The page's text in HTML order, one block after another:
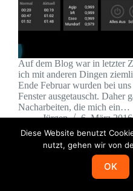
Auf dem Blog war in letzter
ich mit anderen Dingen
Ende Februar wurden bei
Fenster ausgetauscht. Daher
Nacharbeiten, die mich ein…
Jürgen
6. März 2016
Diese Website benutzt
nutzt, gehen wir von
OK